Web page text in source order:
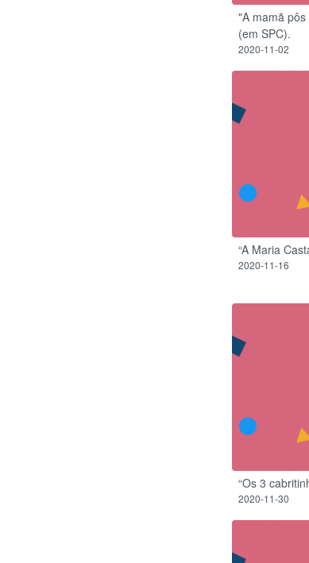
"A mamã
(em SPC).
2020-11-02
“A Maria
2020-11-16
“Os 3
2020-11-30